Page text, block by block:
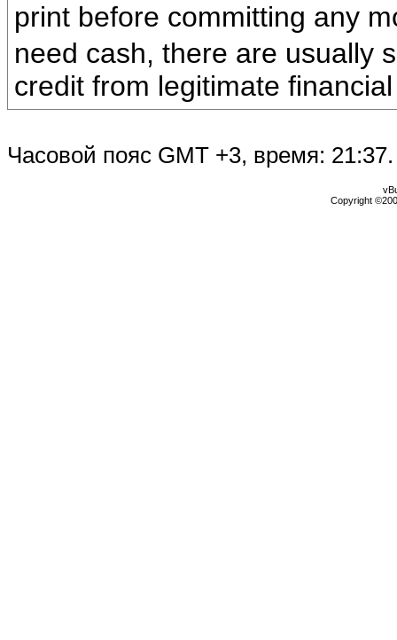
print before committing any
need cash, there are usually
credit from legitimate
Часовой пояс GMT +3, время: 21:37.
Copyright